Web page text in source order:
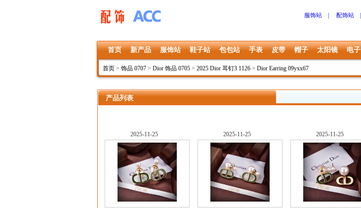
服饰站 配饰站
首页 新产品 服饰站 鞋子站 包包站 手表 皮带 帽子 太阳镜 电子
首页 > 饰品 0707 > Dior 饰品 0705 > 2025 Dior 耳钉3 1126 > Dior Earring 09yxx67
产品列表
2025-11-25 2025-11-25 2025-11-25